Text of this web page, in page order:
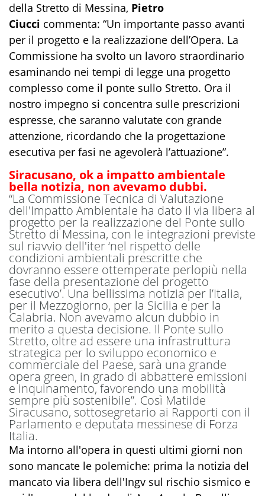
della Stretto di Messina, Pietro
Ciucci commenta: “Un importante passo avanti
per il progetto e la realizzazione dell’Opera. La
Commissione ha svolto un lavoro straordinario
esaminando nei tempi di legge una progetto
complesso come il ponte sullo Stretto. Ora il
nostro impegno si concentra sulle prescrizioni
espresse, che saranno valutate con grande
attenzione, ricordando che la progettazione
esecutiva per fasi ne agevolerà l’attuazione”.
Siracusano, ok a impatto ambientale
bella notizia, non avevamo dubbi.
“La Commissione Tecnica di Valutazione
dell'Impatto Ambientale ha dato il via libera al
progetto per la realizzazione del Ponte sullo
Stretto di Messina, con le integrazioni previste
sul riavvio dell'iter ‘nel rispetto delle
condizioni ambientali prescritte che
dovranno essere ottemperate perlopiù nella
fase della presentazione del progetto
esecutivo’. Una bellissima notizia per l’Italia,
per il Mezzogiorno, per la Sicilia e per la
Calabria. Non avevamo alcun dubbio in
merito a questa decisione. Il Ponte sullo
Stretto, oltre ad essere una infrastruttura
strategica per lo sviluppo economico e
commerciale del Paese, sarà una grande
opera green, in grado di abbattere emissioni
e inquinamento, favorendo una mobilità
sempre più sostenibile”. Così Matilde
Siracusano, sottosegretario ai Rapporti con il
Parlamento e deputata messinese di Forza
Italia.
Ma intorno all'opera in questi ultimi giorni non
sono mancate le polemiche: prima la notizia del
mancato via libera dell'Ingv sul rischio sismico e